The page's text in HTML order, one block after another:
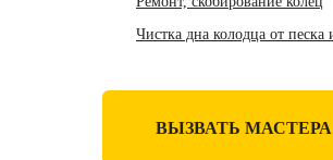
Чистка дна колодца от песка
ВЫЗВАТЬ МАСТЕРА